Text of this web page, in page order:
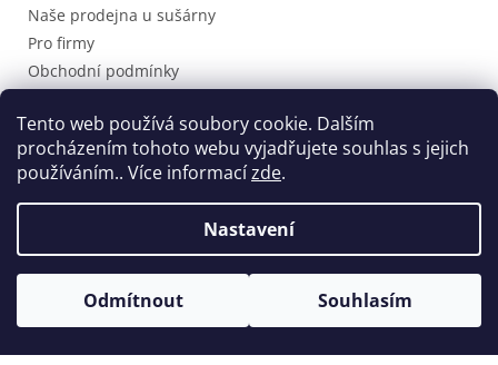
Tento web používá soubory cookie. Dalším
procházením tohoto webu vyjadřujete souhlas s jejich
používáním.. Více informacízde.
Nastavení
Odmítnout Souhlasím
Naše prodejna u sušárny
Pro firmy
Obchodní podmínky